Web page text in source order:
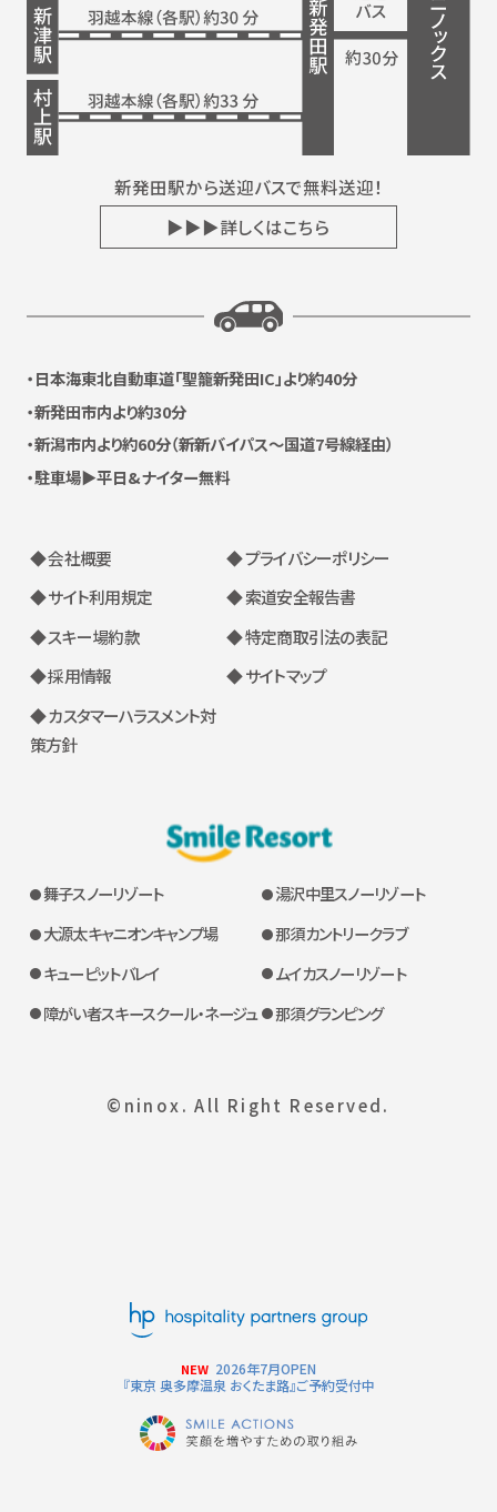
新発田駅から送迎バスで無料送迎！
▶▶▶詳しくはこちら
日本海東北自動車道「聖籠新発田IC」より約40分
新発田市内より約30分
新潟市内より約60分（新新バイパス〜国道7号線経由）
駐車場▶平日&ナイター無料
◆ 会社概要
◆ プライバシーポリシー
◆ サイト利用規定
◆ 索道安全報告書
◆ スキー場約款
◆ 特定商取引法の表記
◆ 採用情報
◆ サイトマップ
◆ カスタマーハラスメント対
策方針
舞子スノーリゾート
大源太キャニオンキャンプ場
湯沢中里スノーリゾート
那須カントリークラブ
キューピットバレイ
障がい者スキースクール・ネージュ
ムイカスノーリゾート
那須グランピング
©ninox. All Right Reserved.
NEW 2026年7月OPEN
『東京 奥多摩温泉 おくたま路』ご予約受付中